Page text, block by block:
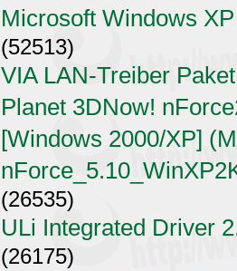
Microsoft Windows
(52513)
VIA LAN-Treiber
Planet 3DNow!
[Windows 2000/XP]
(26535)
ULi Integrated Driver
(26175)